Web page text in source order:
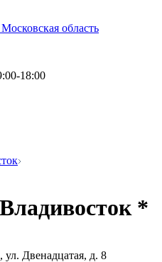
область
18:00
*
Двенадцатая, д. 8